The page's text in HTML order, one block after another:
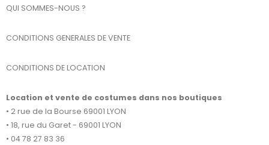
QUI SOMMES-NOUS ?
CONDITIONS GENERALES DE VENTE
CONDITIONS DE LOCATION
Location et vente de costumes dans nos boutiques
• 2 rue de la Bourse 69001 LYON
• 18, rue du Garet - 69001 LYON
• 04 78 27 83 36